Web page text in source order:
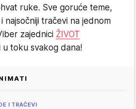
ruke. Sve goruće teme,
najsočniji tračevi na jednom
zajednici ŽIVOT
u toku svakog dana!
I TRAČEVI